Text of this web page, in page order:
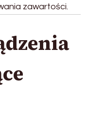
zawartości.